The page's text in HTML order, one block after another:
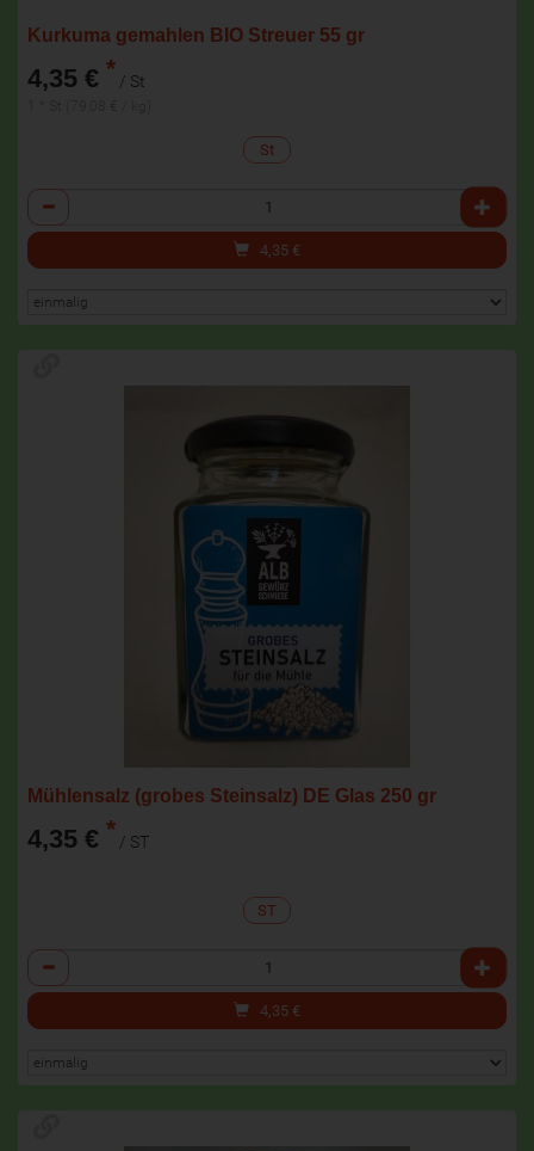
Kurkuma gemahlen BIO Streuer 55 gr
4,35 € * / St
St
Anzahl
4,35 €
Mühlensalz (grobes Steinsalz) DE Glas 250 gr
4,35 € * / ST
ST
Anzahl
4,35 €